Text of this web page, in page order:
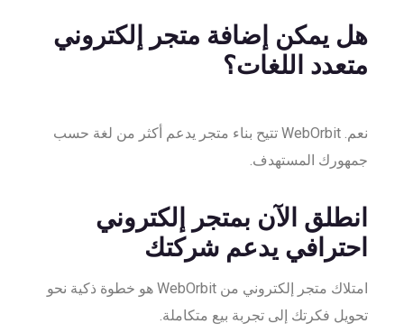
هل يمكن إضافة متجر إلكتروني
متعدد اللغات؟
نعم. WebOrbit تتيح بناء متجر يدعم أكثر من لغة حسب
جمهورك المستهدف.
انطلق الآن بمتجر إلكتروني
احترافي يدعم شركتك
امتلاك متجر إلكتروني من WebOrbit هو خطوة ذكية نحو
تحويل فكرتك إلى تجربة بيع متكاملة.